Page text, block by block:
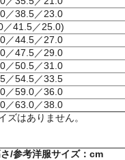
／38.5／23.0
／41.5／25.0)
／44.5／27.0
／47.5／29.0
／50.5／31.0
／54.5／33.5
／59.0／36.0
／63.0／38.0
りません。
/参考洋服サイズ：cm